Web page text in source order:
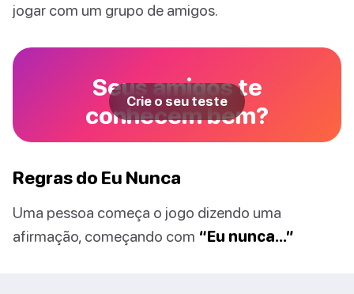
jogar com um grupo de amigos.
Seus amigos te
conhecem bem?
Crie o seu teste
Regras do Eu Nunca
Uma pessoa começa o jogo dizendo uma
afirmação, começando com “Eu nunca…”